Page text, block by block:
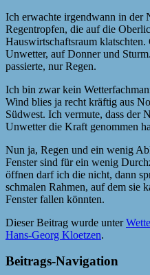
Ich erwachte irgendwann in der
Regentropfen, die auf die
Hauswirtschaftsraum klatschten.
Unwetter, auf Donner und
passierte, nur Regen.
Ich bin zwar kein
Wind blies ja recht kräftig aus
Südwest. Ich vermute, dass der
Unwetter die Kraft genommen
Nun ja, Regen und ein wenig
Fenster sind für ein wenig
öffnen darf ich die nicht, dann
schmalen Rahmen, auf dem sie
Fenster fallen könnten.
Dieser Beitrag wurde unter
Hans-Georg Kloetzen.
Beitrags-Navigation